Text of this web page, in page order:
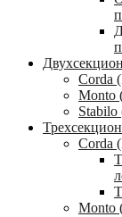
Corda
Monto
Corda
Monto